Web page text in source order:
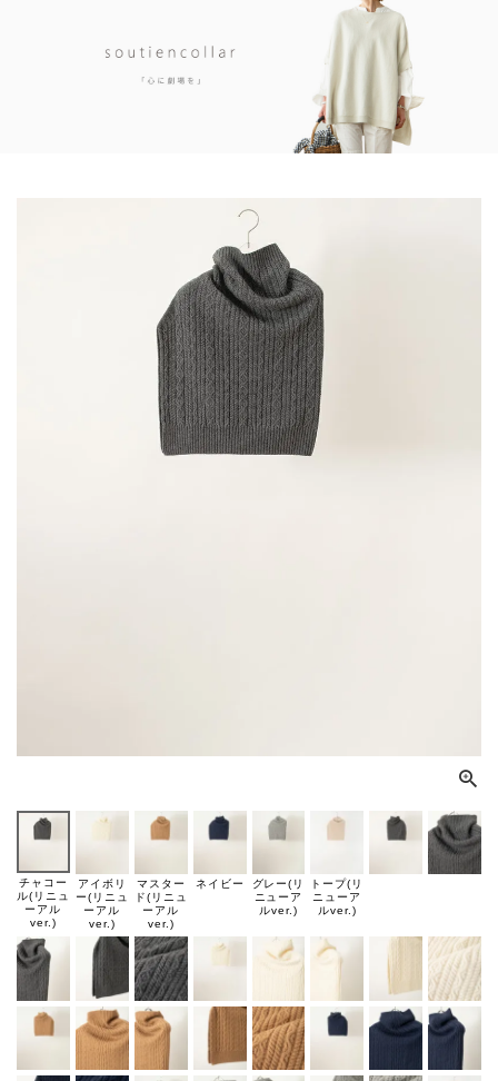
チャコー
ル(リニュ
ーアル
ver.)
アイボリ
ー(リニュ
ーアル
ver.)
マスター
ド(リニュ
ーアル
ver.)
ネイビー
グレー(リ
ニューア
ルver.)
トープ(リ
ニューア
ルver.)